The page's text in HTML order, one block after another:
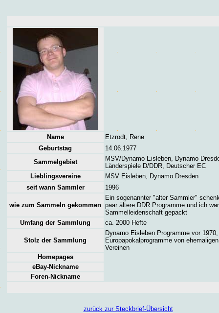
Name
Etzrodt, Rene
Geburtstag
14.06.1977
Sammelgebiet
MSV/Dynamo Eisleben, Dynamo
Länderspiele D/DDR, Deutscher EC
Lieblingsvereine
MSV Eisleben, Dynamo Dresden
seit wann Sammler
1996
wie zum Sammeln gekommen
Ein sogenannter "alter Sammler"
paar ältere DDR Programme und ich
Sammelleidenschaft gepackt
Umfang der Sammlung
ca. 2000 Hefte
Stolz der Sammlung
Dynamo Eisleben Programme vor
Europapokalprogramme von
Vereinen
Homepages
eBay-Nickname
Foren-Nickname
zurück zur Steckbrief-Übersicht